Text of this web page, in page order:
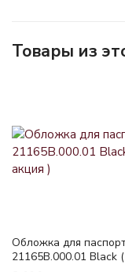
Товары из
Обложка для
21165B.000.01 Black